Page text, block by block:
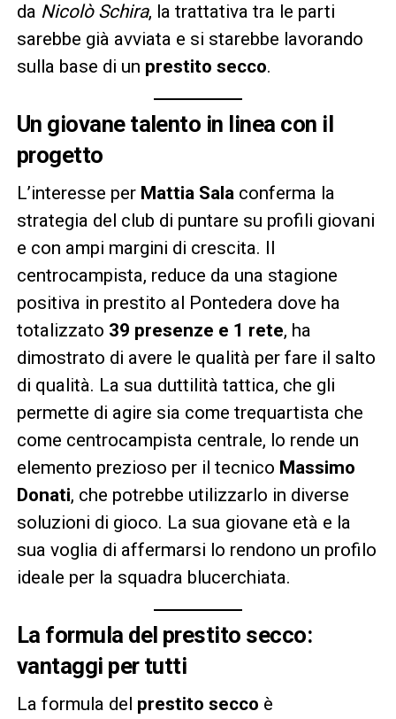
da Nicolò Schira, la trattativa tra le parti
sarebbe già avviata e si starebbe lavorando
sulla base di un prestito secco.
Un giovane talento in linea con il
progetto
L’interesse per Mattia Salaconferma la
strategia del club di puntare su profili giovani
e con ampi margini di crescita. Il
centrocampista, reduce da una stagione
positiva in prestito al Pontedera dove ha
totalizzato 39 presenze e 1 rete, ha
dimostrato di avere le qualità per fare il salto
di qualità. La sua duttilità tattica, che gli
permette di agire sia come trequartista che
come centrocampista centrale, lo rende un
elemento prezioso per il tecnico Massimo
Donati, che potrebbe utilizzarlo in diverse
soluzioni di gioco. La sua giovane età e la
sua voglia di affermarsi lo rendono un profilo
ideale per la squadra blucerchiata.
La formula del prestito secco:
vantaggi per tutti
La formula del prestito secco è